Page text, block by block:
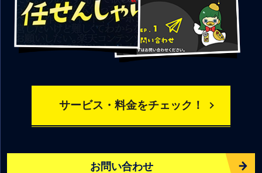
サービス・料金をチェック！
お問い合わせ